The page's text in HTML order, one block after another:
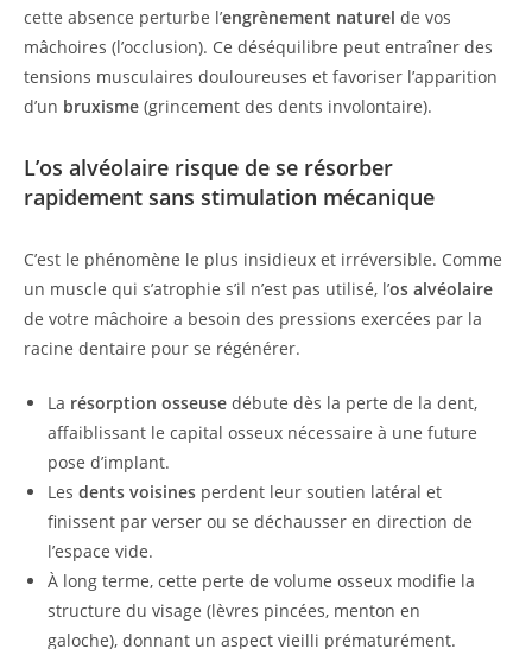
cette absence perturbe l’engrènement naturel de vos
mâchoires (l’occlusion). Ce déséquilibre peut entraîner des
tensions musculaires douloureuses et favoriser l’apparition
d’un bruxisme (grincement des dents involontaire).
L’os alvéolaire risque de se résorber
rapidement sans stimulation mécanique
C’est le phénomène le plus insidieux et irréversible. Comme
un muscle qui s’atrophie s’il n’est pas utilisé, l’os alvéolaire
de votre mâchoire a besoin des pressions exercées par la
racine dentaire pour se régénérer.
La résorption osseuse débute dès la perte de la dent,
affaiblissant le capital osseux nécessaire à une future
pose d’implant.
Les dents voisines perdent leur soutien latéral et
finissent par verser ou se déchausser en direction de
l’espace vide.
À long terme, cette perte de volume osseux modifie la
structure du visage (lèvres pincées, menton en
galoche), donnant un aspect vieilli prématurément.